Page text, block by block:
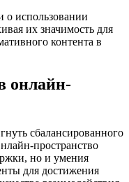
о использовании
их значимость для
контента в
онлайн-
сбалансированного
пространство
но и умения
для достижения